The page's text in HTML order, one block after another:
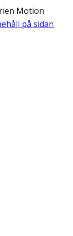
Motion
på sidan